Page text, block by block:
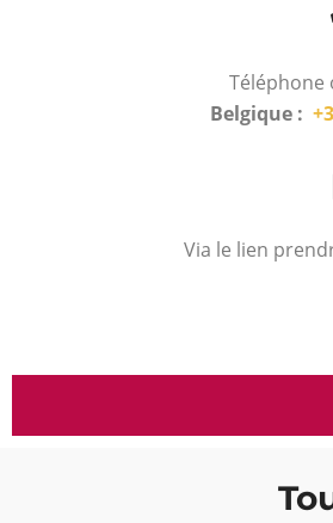
Téléphone
Belgique :
Via le lien